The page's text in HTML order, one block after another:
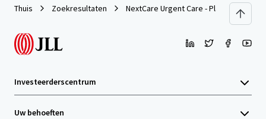
Thuis Zoekresultaten NextCare Urgent Care - Plano, TX (Alma
Investeerderscentrum
Uw behoeften